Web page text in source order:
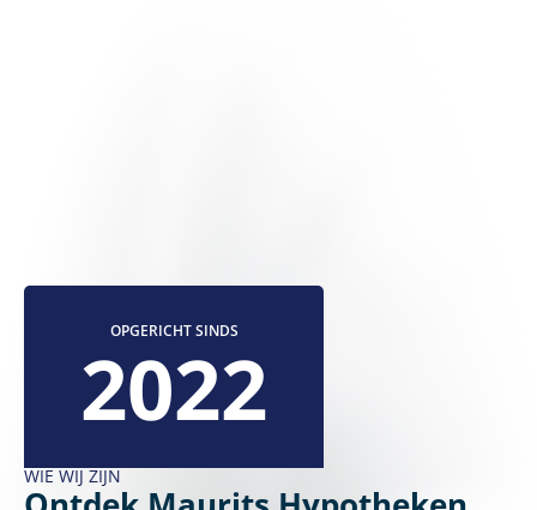
WIE WIJ ZIJN
OPGERICHT SINDS
2022